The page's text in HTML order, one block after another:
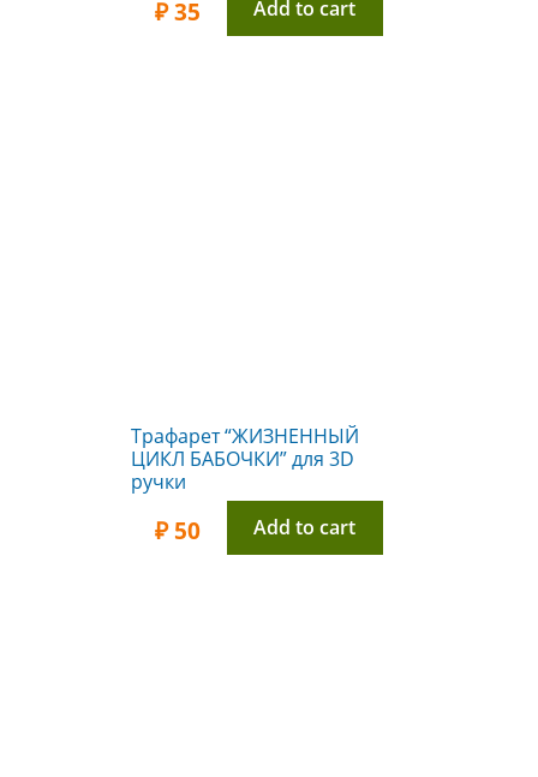
₽35 Add to cart
Трафарет “ЖИЗНЕННЫЙ
ЦИКЛ БАБОЧКИ” для 3D
ручки
₽50 Add to cart